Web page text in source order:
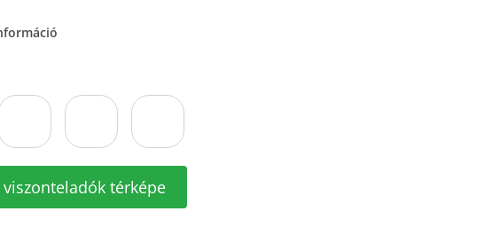
térképe